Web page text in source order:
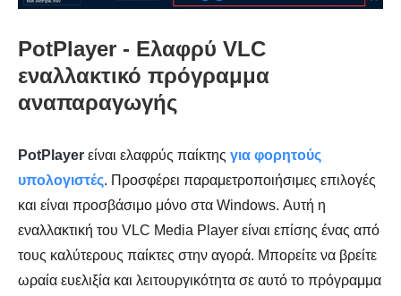
PotPlayer - Ελαφρύ VLC
εναλλακτικό πρόγραμμα
αναπαραγωγής
PotPlayer είναι ελαφρύς παίκτης για φορητούς
υπολογιστές. Προσφέρει παραμετροποιήσιμες επιλογές
και είναι προσβάσιμο μόνο στα Windows. Αυτή η
εναλλακτική του VLC Media Player είναι επίσης ένας από
τους καλύτερους παίκτες στην αγορά. Μπορείτε να βρείτε
ωραία ευελιξία και λειτουργικότητα σε αυτό το πρόγραμμα